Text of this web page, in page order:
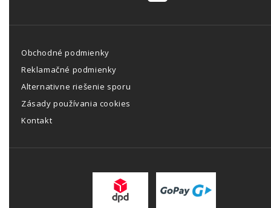
Obchodné podmienky
Reklamačné podmienky
Alternativne riešenie sporu
Zásady používania cookies
Kontakt